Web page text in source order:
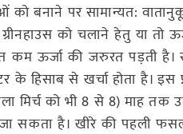
को बनाने पर सामान्यत:
को चलाने हेतु या तो
कम ऊर्जा की जरुरत पड़ती
हिसाब से खर्चा होता है। इस
को भी 8 से 8) माह तक
सकता है। खीरे की पहली